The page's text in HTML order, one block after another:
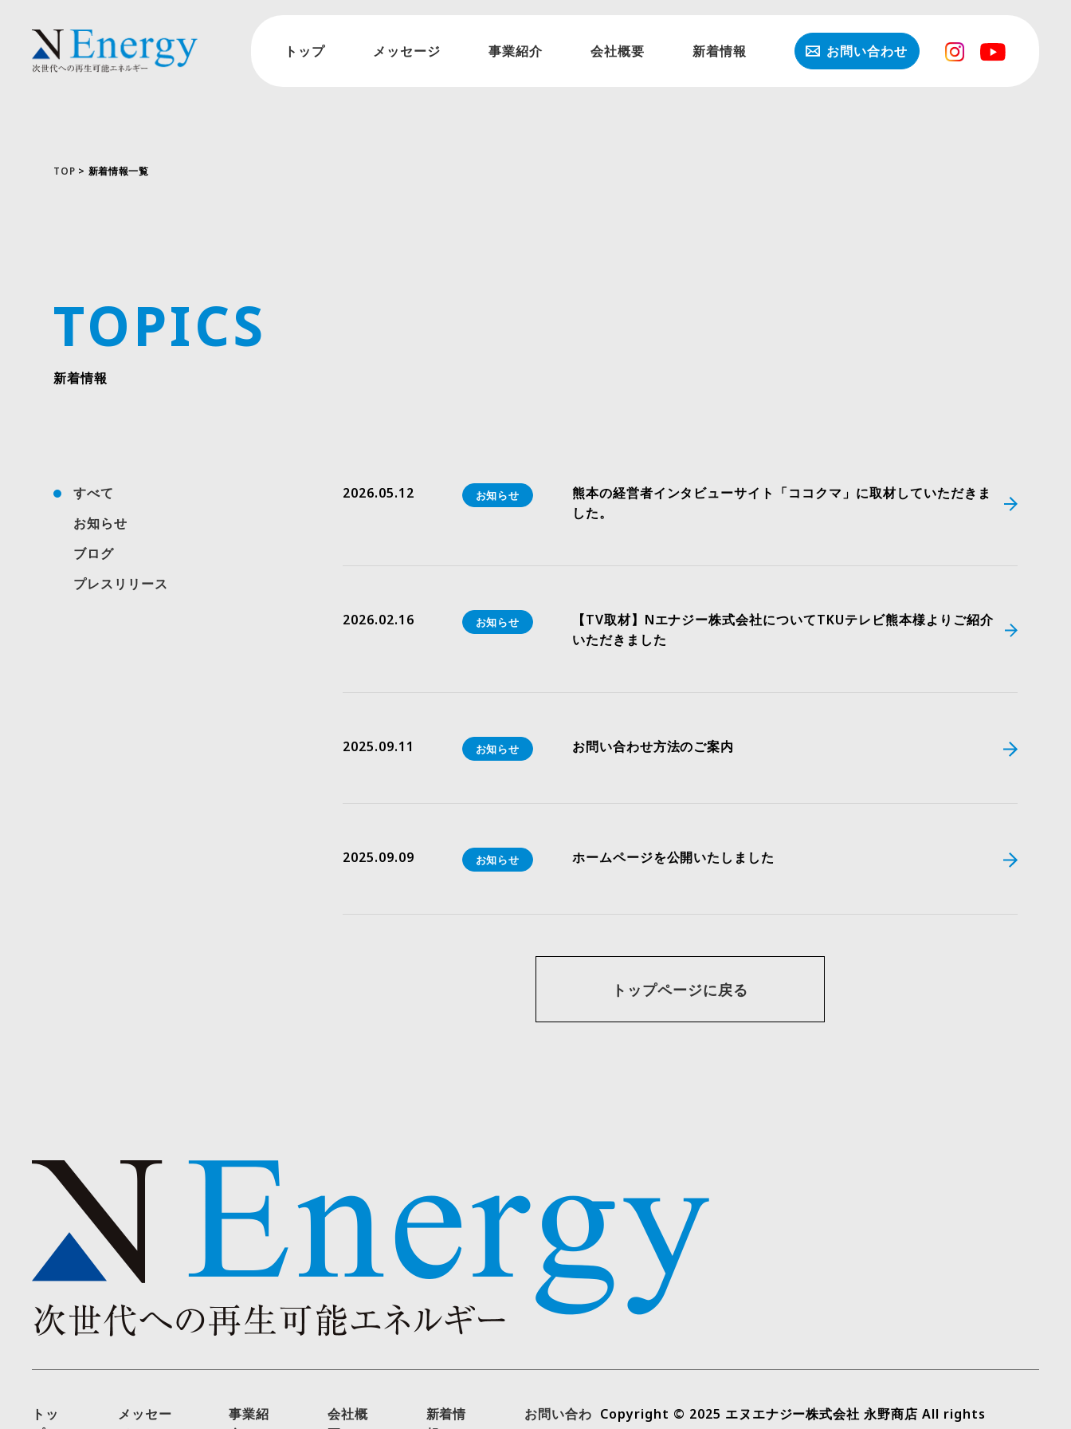
トップ メッセージ 事業紹介 会社概要 新着情報 お問い合わせ
TOP > 新着情報一覧
TOPICS
新着情報
すべて
お知らせ
ブログ
プレスリリース
2026.05.12 お知らせ
熊本の経営者インタビューサイト「ココクマ」に取材していただきま
した。
2026.02.16 お知らせ
【TV取材】Nエナジー株式会社についてTKUテレビ熊本様よりご紹介
いただきました
2025.09.11 お知らせ お問い合わせ方法のご案内
2025.09.09 お知らせ ホームページを公開いたしました
トップページに戻る
トッ
メッセー
事業紹
会社概
新着情
お問い合わ Copyright © 2025 エヌエナジー株式会社 永野商店 All rights